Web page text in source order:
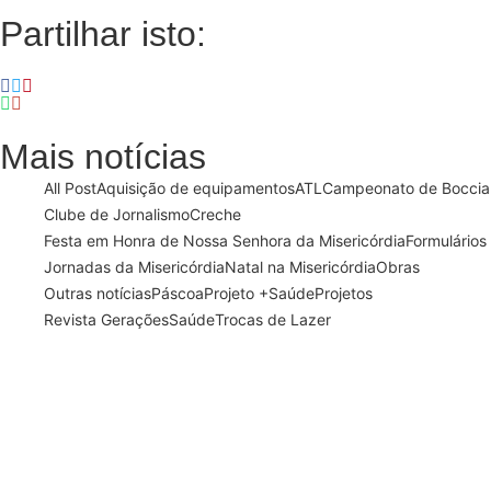
Partilhar isto:
Mais notícias
All PostAquisição de equipamentosATL Campeonato de Boccia
Clube de JornalismoCreche
Festa em Honra de Nossa Senhora da MisericórdiaFormulários
Jornadas da MisericórdiaNatal na MisericórdiaObras
Outras notíciasPáscoaProjeto +SaúdeProjetos
Revista GeraçõesSaúdeTrocas de Lazer